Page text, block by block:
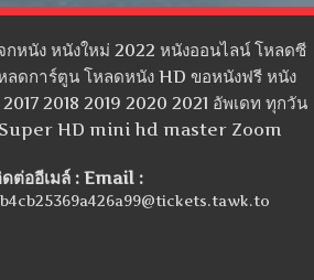
หนัง หนังใหม่ 2022 หนังออนไลน์ โหลดซี
ดการ์ตูน โหลดหนัง HD ขอหนังฟรี หนัง
2018 2019 2020 2021 อัพเดท ทุกวัน
Super HD mini hd master Zoom
ต่ออีเมล์ : Email :